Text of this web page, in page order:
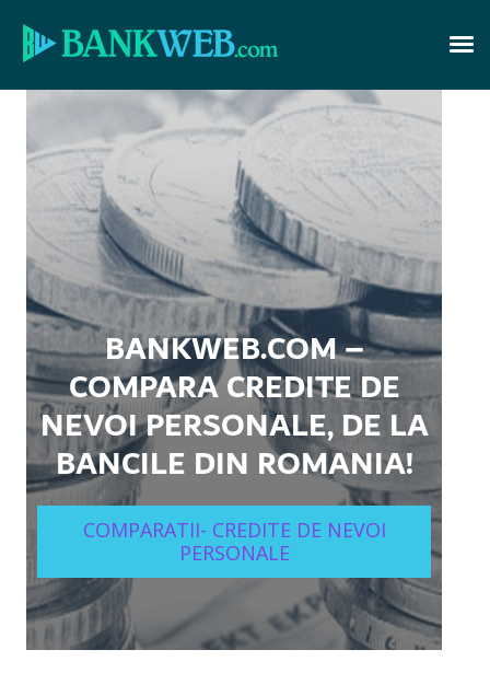
BANKWEB.COM –
COMPARA CREDITE DE
NEVOI PERSONALE, DE LA
BANCILE DIN ROMANIA!
COMPARATII- CREDITE DE NEVOI
PERSONALE